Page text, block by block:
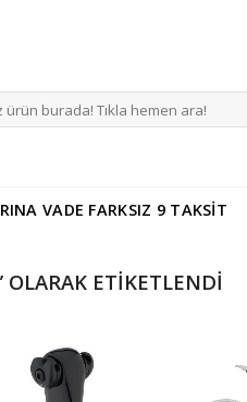
VADE FARKSIZ 9 TAKSIT
OLARAK ETIKETLENDI